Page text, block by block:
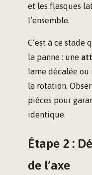
et les flasques
l’ensemble.
C’est à ce stade
la panne : une
lame décalée
la rotation.
pièces pour
identique.
Étape 2 :
de l’axe